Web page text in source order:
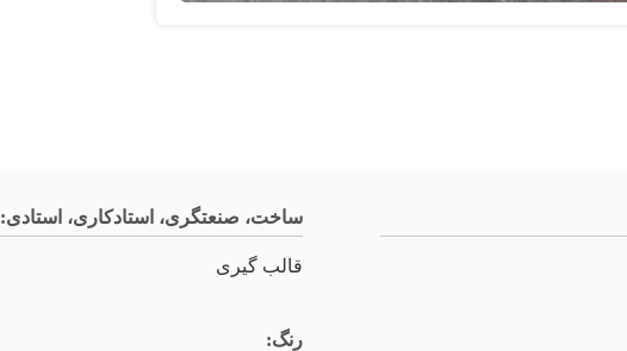
ساخت، صنعتگری، استادکاری، استادی:
قالب گیری
رنگ: